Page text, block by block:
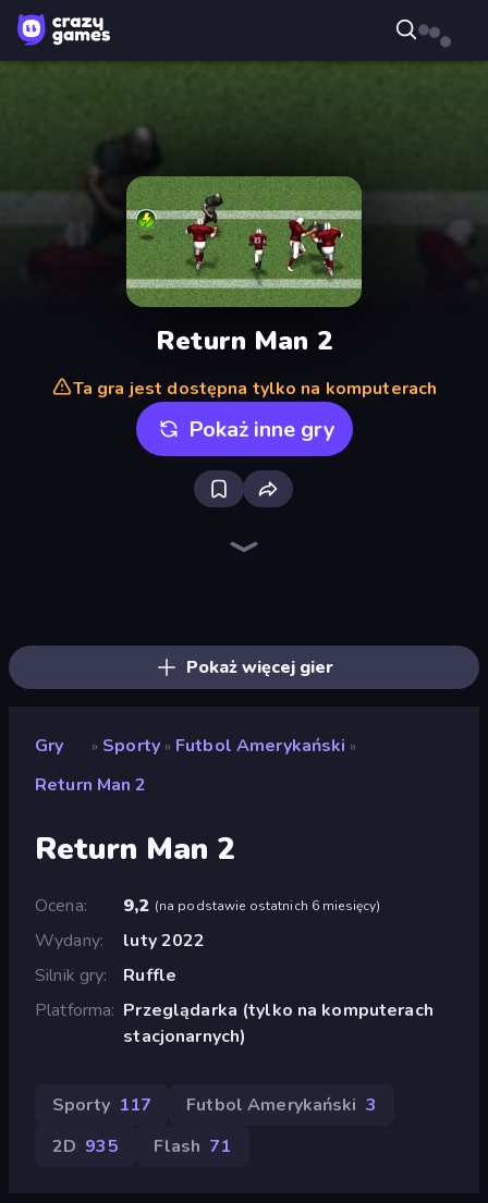
Return Man 2
Ta gra jest dostępna tylko na komputerach
Pokaż inne gry
Pokaż więcej gier
Gry » Sporty » Futbol Amerykański »
Return Man 2
Return Man 2
Ocena 9,2 (na podstawie ostatnich 6 miesięcy)
Wydany
luty 2022
Silnik gry
Ruffle
Platforma Przeglądarka (tylko na komputerach
stacjonarnych)
Sporty 117 Futbol Amerykański 3
2D 935 Flash 71